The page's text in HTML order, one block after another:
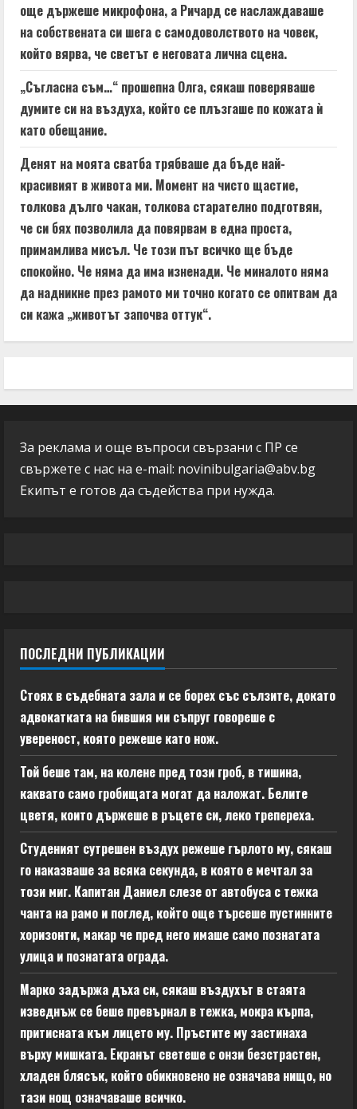
още държеше микрофона, а Ричард се наслаждаваше
на собствената си шега с самодоволството на човек,
който вярва, че светът е неговата лична сцена.
„Съгласна съм…“ прошепна Олга, сякаш поверяваше
думите си на въздуха, който се плъзгаше по кожата ѝ
като обещание.
Денят на моята сватба трябваше да бъде най-
красивият в живота ми. Момент на чисто щастие,
толкова дълго чакан, толкова старателно подготвян,
че си бях позволила да повярвам в една проста,
примамлива мисъл. Че този път всичко ще бъде
спокойно. Че няма да има изненади. Че миналото няма
да надникне през рамото ми точно когато се опитвам да
си кажа „животът започва оттук“.
За реклама и още въпроси свързани с ПР се
свържете с нас на e-mail: novinibulgaria@abv.bg
Екипът е готов да съдейства при нужда.
ПОСЛЕДНИ ПУБЛИКАЦИИ
Стоях в съдебната зала и се борех със сълзите, докато
адвокатката на бившия ми съпруг говореше с
увереност, която режеше като нож.
Той беше там, на колене пред този гроб, в тишина,
каквато само гробищата могат да наложат. Белите
цветя, които държеше в ръцете си, леко трепереха.
Студеният сутрешен въздух режеше гърлото му, сякаш
го наказваше за всяка секунда, в която е мечтал за
този миг. Капитан Даниел слезе от автобуса с тежка
чанта на рамо и поглед, който още търсеше пустинните
хоризонти, макар че пред него имаше само познатата
улица и познатата ограда.
Марко задържа дъха си, сякаш въздухът в стаята
изведнъж се беше превърнал в тежка, мокра кърпа,
притисната към лицето му. Пръстите му застинаха
върху мишката. Екранът светеше с онзи безстрастен,
хладен блясък, който обикновено не означава нищо, но
тази нощ означаваше всичко.